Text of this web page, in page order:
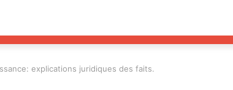
explications juridiques des faits.